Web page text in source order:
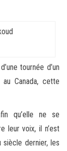
tournée d’un
Canada, cette
qu’elle ne se
leur voix, il n’est
dernier, les